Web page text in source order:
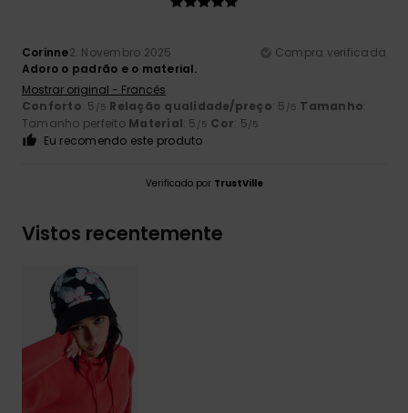
Corinne2. Novembro 2025
Compra verificada
Adoro o padrão e o material.
Mostrar original - Francês
Conforto: 5 /5 Relação qualidade/preço: 5 /5 Tamanho:
Tamanho perfeito Material: 5 /5 Cor: 5/5
Eu recomendo este produto
Verificado por TrustVille
Vistos recentemente